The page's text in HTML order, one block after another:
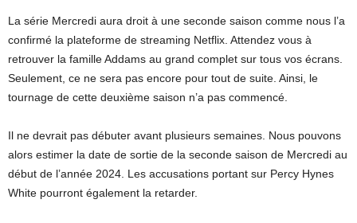
La série Mercredi aura droit à une seconde saison comme nous l’a
confirmé la plateforme de streaming Netflix. Attendez vous à
retrouver la famille Addams au grand complet sur tous vos écrans.
Seulement, ce ne sera pas encore pour tout de suite. Ainsi, le
tournage de cette deuxième saison n’a pas commencé.
Il ne devrait pas débuter avant plusieurs semaines. Nous pouvons
alors estimer la date de sortie de la seconde saison de Mercredi au
début de l’année 2024. Les accusations portant sur Percy Hynes
White pourront également la retarder.